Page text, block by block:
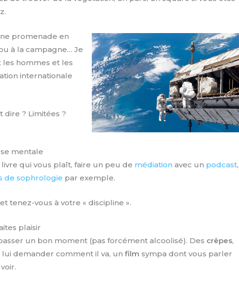
promenade en
à la campagne… Je
les hommes et les
internationale
dire ? Limitées ?
mentale
qui vous plaît, faire un peu de médiation avec un podcast,
de sophrologie par exemple.
tenez-vous à votre « discipline ».
plaisir
un bon moment (pas forcément alcoolisé). Des crêpes,
demander comment il va, unfilm sympa dont vous parler